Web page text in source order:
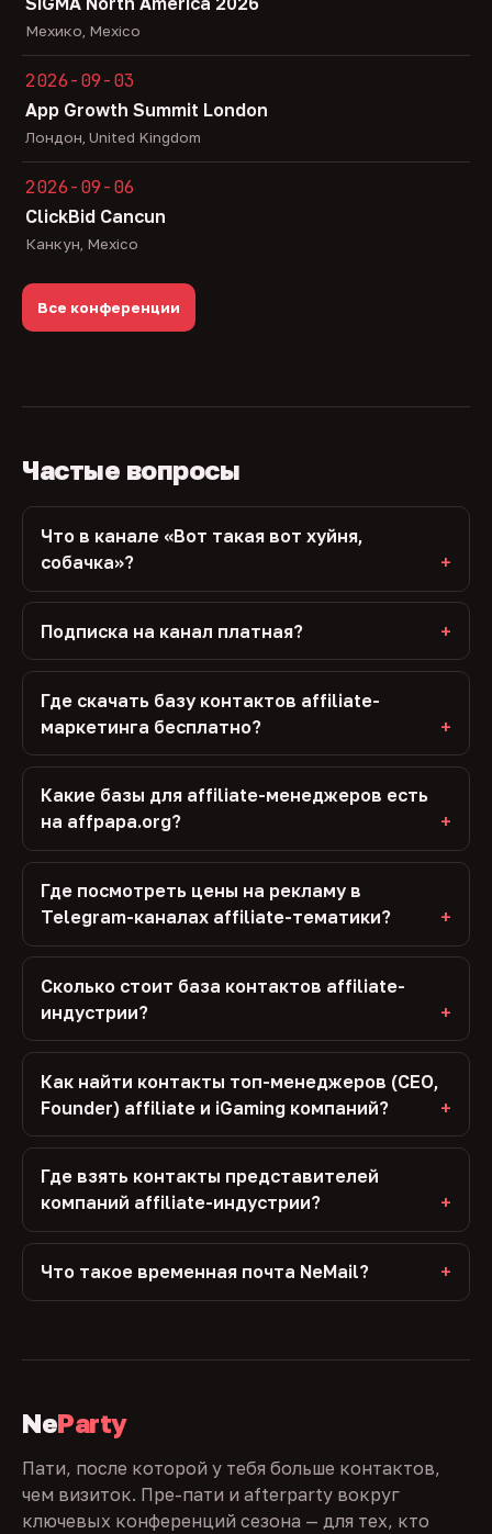
Мехико, Mexico
2026-09-03
App Growth Summit London
Лондон, United Kingdom
2026-09-06
ClickBid Cancun
Канкун, Mexico
Все конференции
Частые вопросы
Что в канале «Вот такая вот хуйня,
собачка»?
Подписка на канал платная?
Где скачать базу контактов affiliate-
маркетинга бесплатно?
Какие базы для affiliate-менеджеров есть
на affpapa.org?
Где посмотреть цены на рекламу в
Telegram-каналах affiliate-тематики?
Сколько стоит база контактов affiliate-
индустрии?
Как найти контакты топ-менеджеров (CEO,
Founder) affiliate и iGaming компаний?
Где взять контакты представителей
компаний affiliate-индустрии?
Что такое временная почта NeMail?
NeParty
Пати, после которой у тебя больше контактов,
чем визиток. Пре-пати и afterparty вокруг
ключевых конференций сезона — для тех, кто